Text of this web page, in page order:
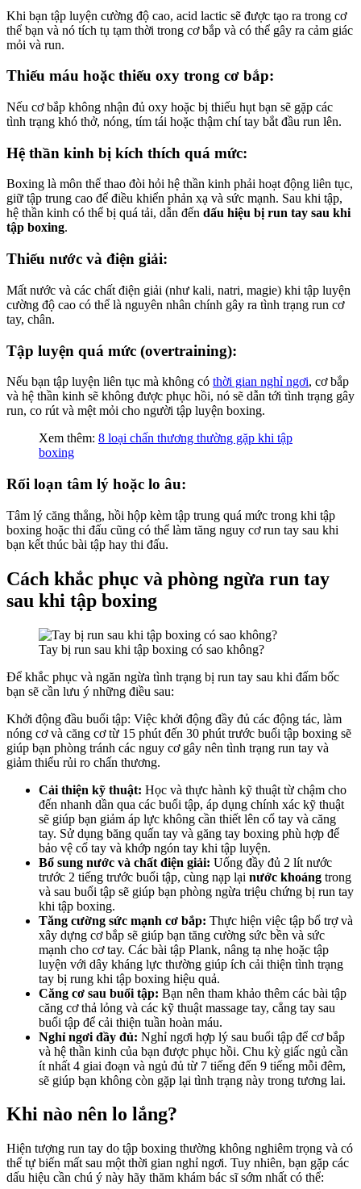
Khi bạn tập luyện cường độ cao, acid lactic sẽ được tạo ra trong cơ
thể bạn và nó tích tụ tạm thời trong cơ bắp và có thể gây ra cảm giác
mỏi và run.
Thiếu máu hoặc thiếu oxy trong cơ bắp:
Nếu cơ bắp không nhận đủ oxy hoặc bị thiếu hụt bạn sẽ gặp các
tình trạng khó thở, nóng, tím tái hoặc thậm chí tay bắt đầu run lên.
Hệ thần kinh bị kích thích quá mức:
Boxing là môn thể thao đòi hỏi hệ thần kinh phải hoạt động liên tục,
giữ tập trung cao để điều khiển phản xạ và sức mạnh. Sau khi tập,
hệ thần kinh có thể bị quá tải, dẫn đến dấu hiệu bị run tay sau khi
tập boxing.
Thiếu nước và điện giải:
Mất nước và các chất điện giải (như kali, natri, magie) khi tập luyện
cường độ cao có thể là nguyên nhân chính gây ra tình trạng run cơ
tay, chân.
Tập luyện quá mức (overtraining):
Nếu bạn tập luyện liên tục mà không có thời gian nghỉ ngơi, cơ bắp
và hệ thần kinh sẽ không được phục hồi, nó sẽ dẫn tới tình trạng gây
run, co rút và mệt mỏi cho người tập luyện boxing.
Xem thêm: 8 loại chấn thương thường gặp khi tập
boxing
Rối loạn tâm lý hoặc lo âu:
Tâm lý căng thẳng, hồi hộp kèm tập trung quá mức trong khi tập
boxing hoặc thi đấu cũng có thể làm tăng nguy cơ run tay sau khi
bạn kết thúc bài tập hay thi đấu.
Cách khắc phục và phòng ngừa run tay
sau khi tập boxing
Tay bị run sau khi tập boxing có sao không?
Để khắc phục và ngăn ngừa tình trạng bị run tay sau khi đấm bốc
bạn sẽ cần lưu ý những điều sau:
Khởi động đầu buổi tập: Việc khởi động đầy đủ các động tác, làm
nóng cơ và căng cơ từ 15 phút đến 30 phút trước buổi tập boxing sẽ
giúp bạn phòng tránh các nguy cơ gây nên tình trạng run tay và
giảm thiểu rủi ro chấn thương.
Cải thiện kỹ thuật: Học và thực hành kỹ thuật từ chậm cho
đến nhanh dần qua các buổi tập, áp dụng chính xác kỹ thuật
sẽ giúp bạn giảm áp lực không cần thiết lên cổ tay và căng
tay. Sử dụng băng quấn tay và găng tay boxing phù hợp để
bảo vệ cổ tay và khớp ngón tay khi tập luyện.
Bổ sung nước và chất điện giải: Uống đầy đủ 2 lít nước
trước 2 tiếng trước buổi tập, cùng nạp lại nước khoáng trong
và sau buổi tập sẽ giúp bạn phòng ngừa triệu chứng bị run tay
khi tập boxing.
Tăng cường sức mạnh cơ bắp: Thực hiện việc tập bổ trợ và
xây dựng cơ bắp sẽ giúp bạn tăng cường sức bền và sức
mạnh cho cơ tay. Các bài tập Plank, nâng tạ nhẹ hoặc tập
luyện với dây kháng lực thường giúp ích cải thiện tình trạng
tay bị rung khi tập boxing hiệu quả.
Căng cơ sau buổi tập: Bạn nên tham khảo thêm các bài tập
căng cơ thả lỏng và các kỹ thuật massage tay, cẳng tay sau
buổi tập để cải thiện tuần hoàn máu.
Nghỉ ngơi đầy đủ: Nghỉ ngơi hợp lý sau buổi tập để cơ bắp
và hệ thần kinh của bạn được phục hồi. Chu kỳ giấc ngủ cần
ít nhất 4 giai đoạn và ngủ đủ từ 7 tiếng đến 9 tiếng mỗi đêm,
sẽ giúp bạn không còn gặp lại tình trạng này trong tương lai.
Khi nào nên lo lắng?
Hiện tượng run tay do tập boxing thường không nghiêm trọng và có
thể tự biến mất sau một thời gian nghỉ ngơi. Tuy nhiên, bạn gặp các
dấu hiệu cần chú ý này hãy thăm khám bác sĩ sớm nhất có thể: